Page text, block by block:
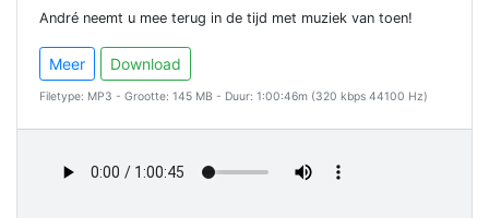
André neemt u mee terug in de tijd met muziek van toen!
Meer Download
Filetype: MP3 - Grootte: 145 MB - Duur: 1:00:46m (320 kbps 44100 Hz)